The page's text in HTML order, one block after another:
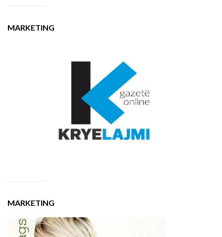
MARKETING
MARKETING